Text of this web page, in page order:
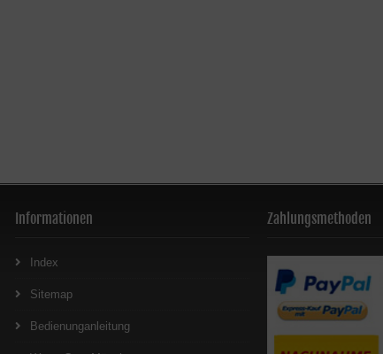
Informationen
Index
Sitemap
Bedienunganleitung
Zahlungsmethoden